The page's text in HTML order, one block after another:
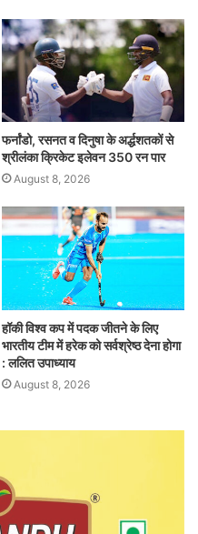
फर्नांडो, रसनत व दिनुषा के अर्द्धशतकों से
श्रीलंका क्रिकेट इलेवन 350 रन पार
August 8, 2026
हॉकी विश्व कप में पदक जीतने के लिए
भारतीय टीम में हरेक को सर्वश्रेष्ठ देना होगा
: ललित उपाध्याय
August 8, 2026